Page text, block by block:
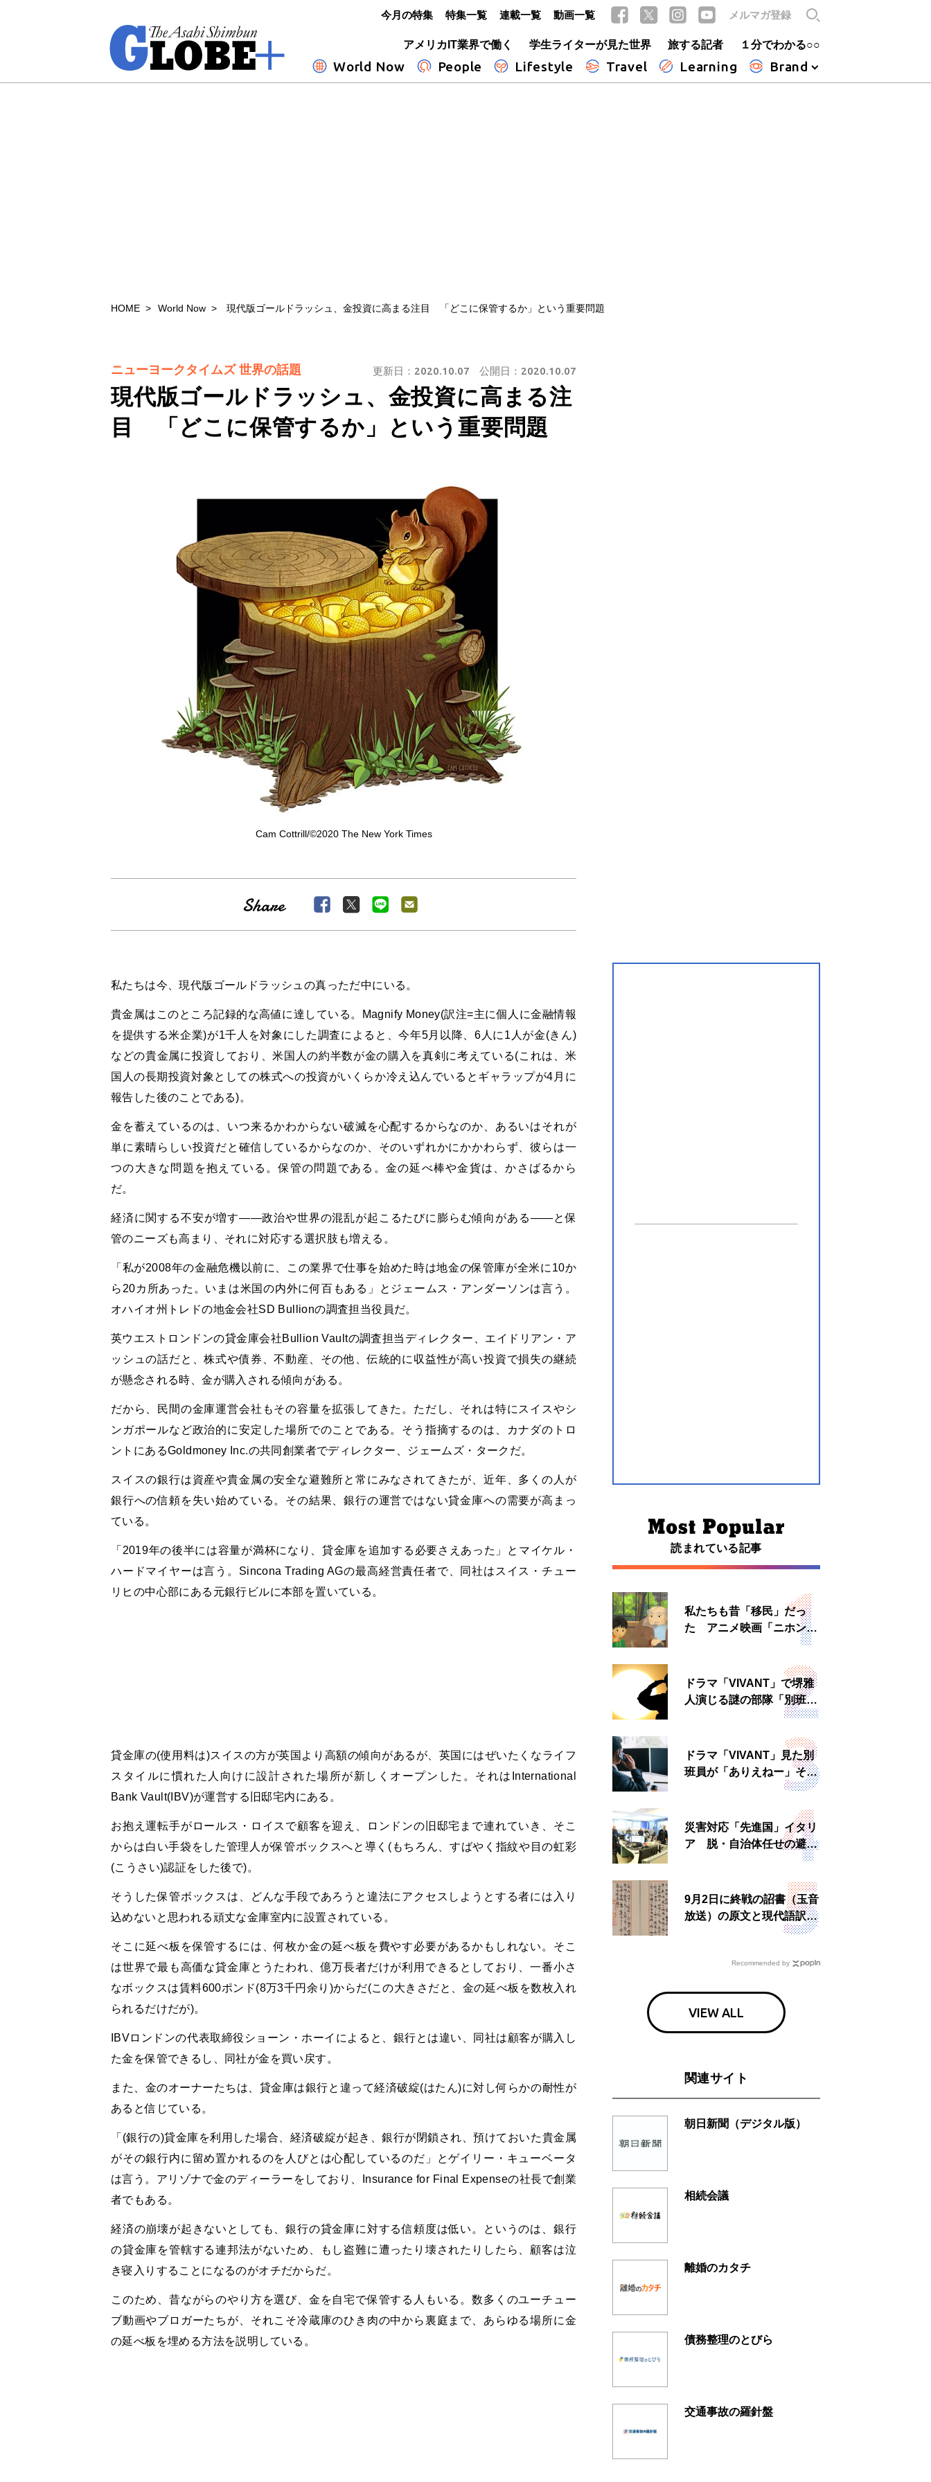
アメリカIT業界で働く
学生ライターが見た世界 旅する記者 １分でわかる○○
World Now People Lifestyle Travel Learning Brand
今月の特集 特集一覧 連載一覧 動画一覧 メルマガ登録
HOME World Now 現代版ゴールドラッシュ、金投資に高まる注目 「どこに保管するか」という重要問題
現代版ゴールドラッシュ、金投資に高まる注
目 「どこに保管するか」という重要問題
ニューヨークタイムズ 世界の話題 更新日： 2020.10.07 公開日： 2020.10.07
Cam Cottrill/©2020 The New York Times
私たちは今、現代版ゴールドラッシュの真っただ中にいる。
貴金属はこのところ記録的な高値に達している。Magnify Money(訳注=主に個人に金融情報
を提供する米企業)が1千人を対象にした調査によると、今年5月以降、6人に1人が金(きん)
などの貴金属に投資しており、米国人の約半数が金の購入を真剣に考えている(これは、米
国人の長期投資対象としての株式への投資がいくらか冷え込んでいるとギャラップが4月に
報告した後のことである)。
金を蓄えているのは、いつ来るかわからない破滅を心配するからなのか、あるいはそれが
単に素晴らしい投資だと確信しているからなのか、そのいずれかにかかわらず、彼らは一
つの大きな問題を抱えている。保管の問題である。金の延べ棒や金貨は、かさばるから
だ。
経済に関する不安が増す――政治や世界の混乱が起こるたびに膨らむ傾向がある――と保
管のニーズも高まり、それに対応する選択肢も増える。
「私が2008年の金融危機以前に、この業界で仕事を始めた時は地金の保管庫が全米に10か
ら20カ所あった。いまは米国の内外に何百もある」とジェームス・アンダーソンは言う。
オハイオ州トレドの地金会社SD Bullionの調査担当役員だ。
英ウエストロンドンの貸金庫会社Bullion Vaultの調査担当ディレクター、エイドリアン・ア
ッシュの話だと、株式や債券、不動産、その他、伝統的に収益性が高い投資で損失の継続
が懸念される時、金が購入される傾向がある。
だから、民間の金庫運営会社もその容量を拡張してきた。ただし、それは特にスイスやシ
ンガポールなど政治的に安定した場所でのことである。そう指摘するのは、カナダのトロ
ントにあるGoldmoney Inc.の共同創業者でディレクター、ジェームズ・タークだ。
スイスの銀行は資産や貴金属の安全な避難所と常にみなされてきたが、近年、多くの人が
銀行への信頼を失い始めている。その結果、銀行の運営ではない貸金庫への需要が高まっ
ている。
「2019年の後半には容量が満杯になり、貸金庫を追加する必要さえあった」とマイケル・
ハードマイヤーは言う。Sincona Trading AGの最高経営責任者で、同社はスイス・チュー
リヒの中心部にある元銀行ビルに本部を置いている。
貸金庫の(使用料は)スイスの方が英国より高額の傾向があるが、英国にはぜいたくなライフ
スタイルに慣れた人向けに設計された場所が新しくオープンした。それはInternational
Bank Vault(IBV)が運営する旧邸宅内にある。
お抱え運転手がロールス・ロイスで顧客を迎え、ロンドンの旧邸宅まで連れていき、そこ
からは白い手袋をした管理人が保管ボックスへと導く(もちろん、すばやく指紋や目の虹彩
(こうさい)認証をした後で)。
そうした保管ボックスは、どんな手段であろうと違法にアクセスしようとする者には入り
込めないと思われる頑丈な金庫室内に設置されている。
そこに延べ板を保管するには、何枚か金の延べ板を費やす必要があるかもしれない。そこ
は世界で最も高価な貸金庫とうたわれ、億万長者だけが利用できるとしており、一番小さ
なボックスは賃料600ポンド(8万3千円余り)からだ(この大きさだと、金の延べ板を数枚入れ
られるだけだが)。
IBVロンドンの代表取締役ショーン・ホーイによると、銀行とは違い、同社は顧客が購入し
た金を保管できるし、同社が金を買い戻す。
また、金のオーナーたちは、貸金庫は銀行と違って経済破綻(はたん)に対し何らかの耐性が
あると信じている。
「(銀行の)貸金庫を利用した場合、経済破綻が起き、銀行が閉鎖され、預けておいた貴金属
がその銀行内に留め置かれるのを人びとは心配しているのだ」とゲイリー・キューベータ
は言う。アリゾナで金のディーラーをしており、Insurance for Final Expenseの社長で創業
者でもある。
経済の崩壊が起きないとしても、銀行の貸金庫に対する信頼度は低い。というのは、銀行
の貸金庫を管轄する連邦法がないため、もし盗難に遭ったり壊されたりしたら、顧客は泣
き寝入りすることになるのがオチだからだ。
このため、昔ながらのやり方を選び、金を自宅で保管する人もいる。数多くのユーチュー
ブ動画やブロガーたちが、それこそ冷蔵庫のひき肉の中から裏庭まで、あらゆる場所に金
の延べ板を埋める方法を説明している。
読まれている記事
私たちも昔「移民」だっ
た アニメ映画「ニホンジ
ドラマ「VIVANT」で堺雅
人演じる謎の部隊「別班」
は実在する？内情知る人物
ドラマ「VIVANT」見た別
班員が「ありえねー」その
理由とは 非公然組織ゆえ
災害対応「先進国」イタリ
ア 脱・自治体任せの避難
所運営、被災者への温かい
9月2日に終戦の詔書（玉音
放送）の原文と現代語訳を
読む もう一つの「終戦の
Recommended by
VIEW ALL
関連サイト
朝日新聞（デジタル版）
相続会議
離婚のカタチ
債務整理のとびら
交通事故の羅針盤